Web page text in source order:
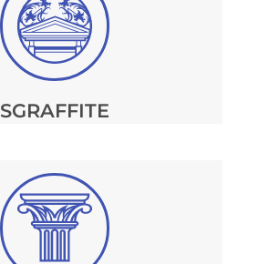
SGRAFFITE